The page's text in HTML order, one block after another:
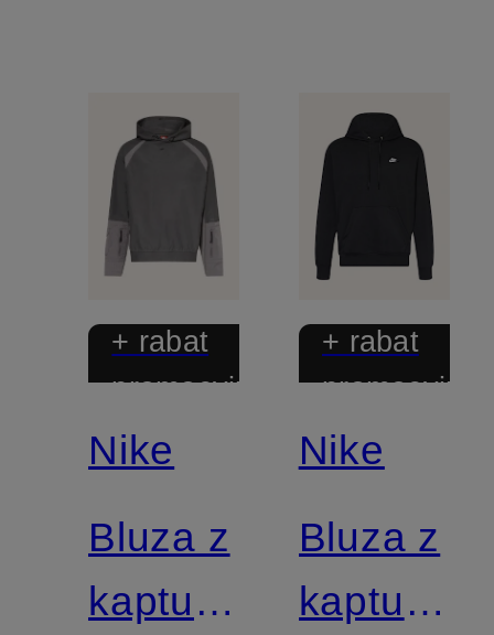
+ rabat
promocyjny
Nike
Bluza z
kapturem
+ rabat
promocyjny
Nike
Bluza z
kapturem